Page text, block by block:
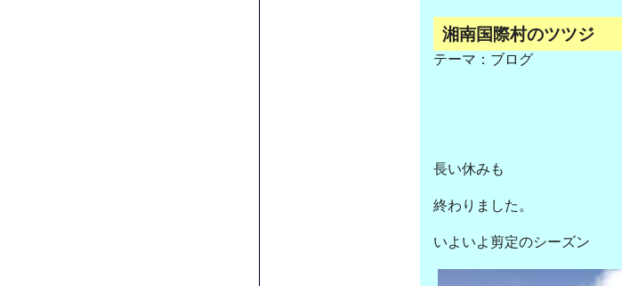
湘南国際村のツツジ
テーマ： ブログ
長い休みも
終わりました。
いよいよ剪定のシーズン